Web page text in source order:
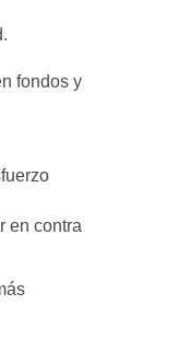
fondos y
en contra